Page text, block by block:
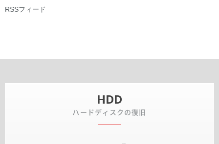
RSSフィード
HDD
ハードディスクの復旧